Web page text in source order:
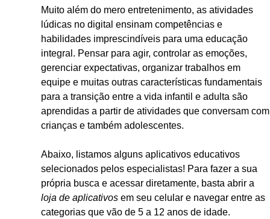
Muito além do mero entretenimento, as atividades
lúdicas no digital ensinam competências e
habilidades imprescindíveis para uma educação
integral. Pensar para agir, controlar as emoções,
gerenciar expectativas, organizar trabalhos em
equipe e muitas outras características fundamentais
para a transição entre a vida infantil e adulta são
aprendidas a partir de atividades que conversam com
crianças e também adolescentes.
Abaixo, listamos alguns aplicativos educativos
selecionados pelos especialistas! Para fazer a sua
própria busca e acessar diretamente, basta abrir a
loja de aplicativos em seu celular e navegar entre as
categorias que vão de 5 a 12 anos de idade.